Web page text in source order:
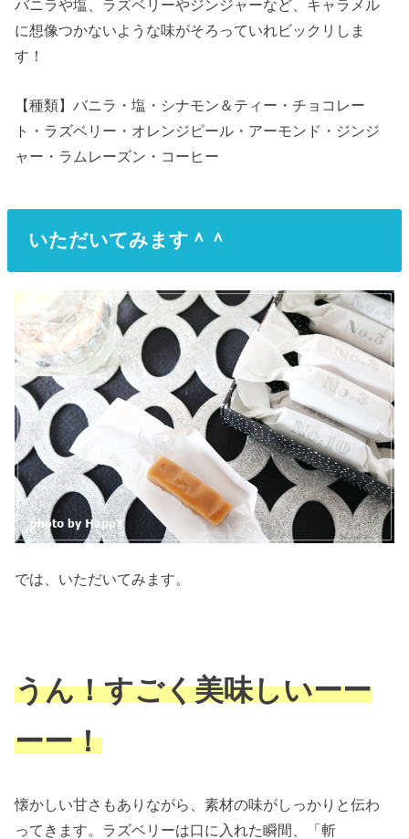
バニラや塩、ラズベリーやジンジャーなど、キャラメル
に想像つかないような味がそろっていれビックリしま
す！
【種類】バニラ・塩・シナモン＆ティー・チョコレー
ト・ラズベリー・オレンジピール・アーモンド・ジンジ
ャー・ラムレーズン・コーヒー
いただいてみます＾＾
では、いただいてみます。
うん！すごく美味しいーー
ーー！
懐かしい甘さもありながら、素材の味がしっかりと伝わ
ってきます。ラズベリーは口に入れた瞬間、「斬